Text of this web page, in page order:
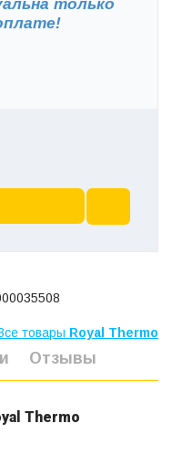
только
товары Royal Thermo
Отзывы
Thermo